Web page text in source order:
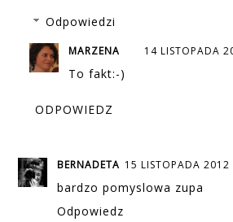
Odpowiedzi
MARZENA 14 LISTOPADA
To fakt:-)
ODPOWIEDZ
BERNADETA 15 LISTOPADA 2012
bardzo pomyslowa zupa
Odpowiedz